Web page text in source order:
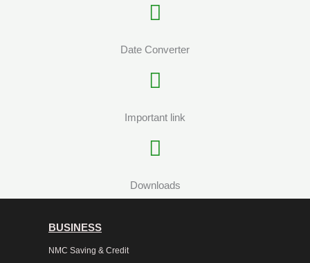
Date Converter
Important link
Downloads
BUSINESS
NMC Saving & Credit